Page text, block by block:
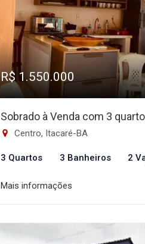
R$ 1.550.000
Sobrado à Venda com 3
Centro, Itacaré-BA
3 Quartos 3 Banheiros 2
Mais informações